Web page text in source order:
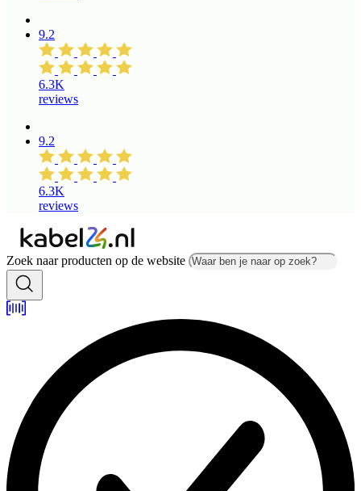
9.2
6.3K
reviews
9.2
6.3K
reviews
Zoek naar producten op de website